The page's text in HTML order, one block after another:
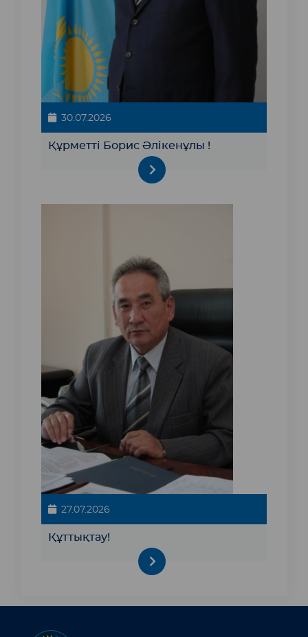
30.07.2026
Құрметті Борис Әлікенұлы !
27.07.2026
Құттықтау!